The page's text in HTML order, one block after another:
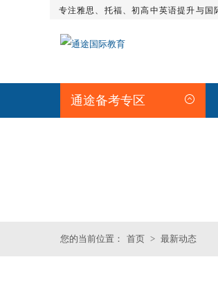
专注雅思、托福、初高中英语提升与
通途备考专区
您的当前位置： 首页 > 最新动态